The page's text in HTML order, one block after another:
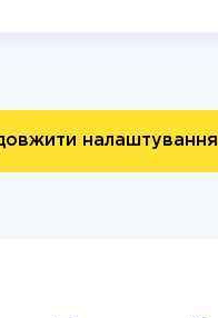
налаштування